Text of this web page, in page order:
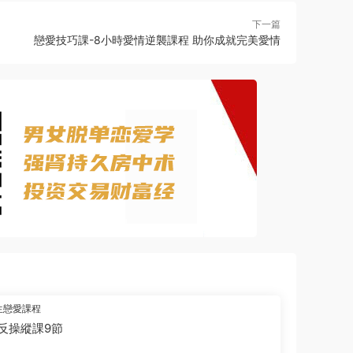
下一篇
戀愛技巧課-8小時愛情逆襲課程 助你成就完美愛情
戀愛課程
操縱課9節